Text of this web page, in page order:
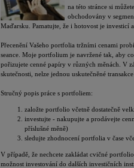
na této stránce si
obchodovány v
Maďarsku. Pamatujte, že i hotovost je
Přecenění Vašeho portfolia tržními cenami
seance. Moje portfolium je navržené tak, aby
pořizujete cenné papíry v různých měnách. V
skutečnosti, nelze jednou uskutečněné
Stručný popis práce s portfoliem:
založte portfolio včetně dostatečně
investujte - nakupujte a prodávejte
příslušné měně)
sledujte zhodnocení portfolia v čase
V případě, že nechcete zakládat cvičné
možnost investování do dalších investičních